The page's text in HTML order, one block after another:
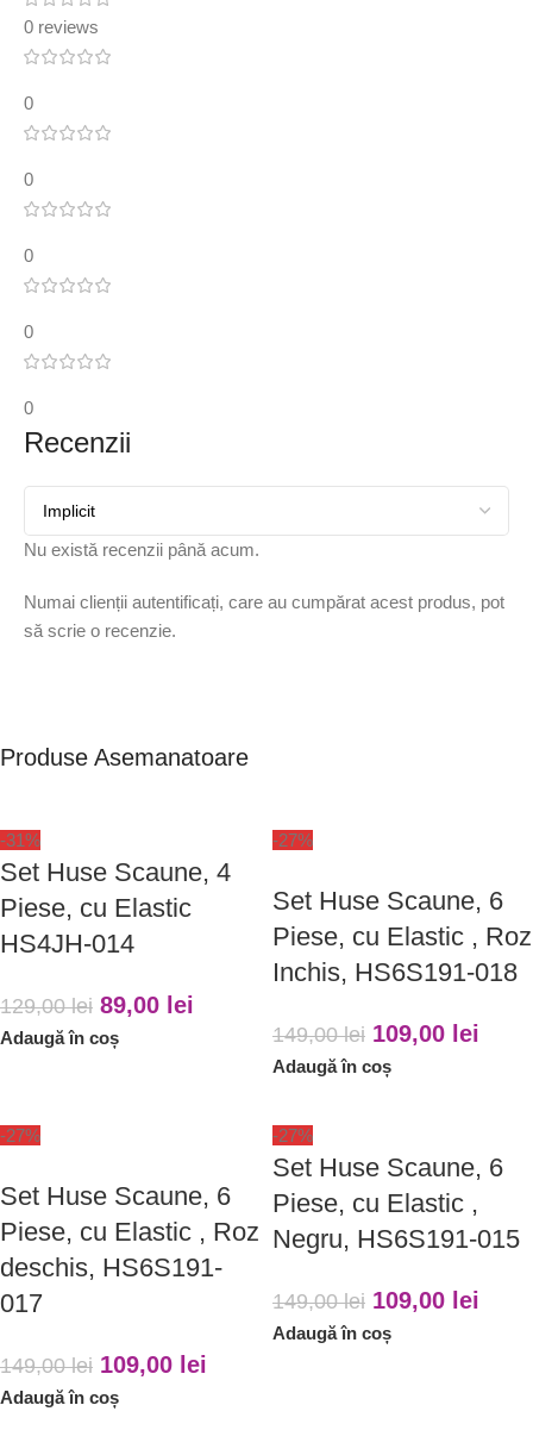
0 reviews
0
0
0
0
0
Recenzii
Nu există recenzii până acum.
Numai clienții autentificați, care au cumpărat acest produs, pot
să scrie o recenzie.
Produse Asemanatoare
-31%
Set Huse Scaune, 4
Piese, cu Elastic
HS4JH-014
129,00lei 89,00 lei
Adaugă în coș
-27%
Set Huse Scaune, 6
Piese, cu Elastic , Roz
Inchis, HS6S191-018
149,00lei 109,00 lei
Adaugă în coș
-27%
Set Huse Scaune, 6
Piese, cu Elastic , Roz
deschis, HS6S191-
017
149,00lei 109,00 lei
Adaugă în coș
-27%
Set Huse Scaune, 6
Piese, cu Elastic ,
Negru, HS6S191-015
149,00lei 109,00 lei
Adaugă în coș